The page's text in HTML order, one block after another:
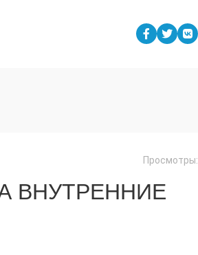
Просмотры:
ВНУТРЕННИЕ